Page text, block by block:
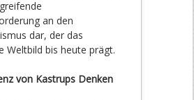
an den
dar, der das
Weltbild bis heute prägt.
von Kastrups Denken